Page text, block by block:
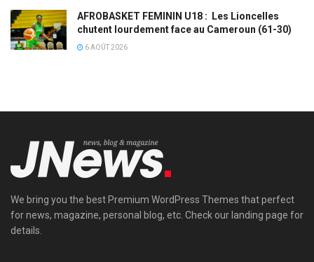
AFROBASKET FEMININ U18 : Les Lioncelles
chutent lourdement face au Cameroun (61-30)
6 AOÛT 2026
We bring you the best Premium WordPress Themes that perfect
for news, magazine, personal blog, etc. Check our landing page for
details.